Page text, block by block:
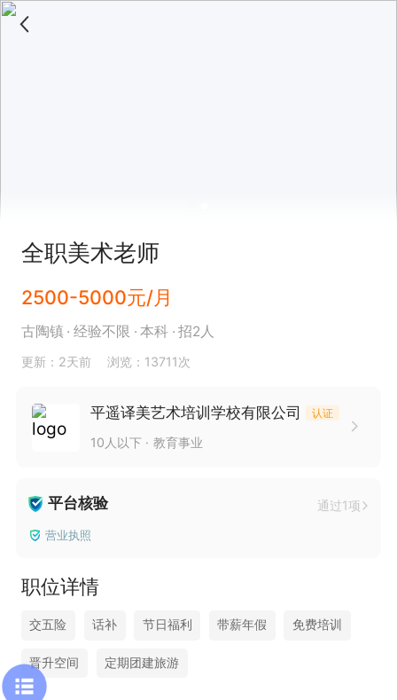
全职美术老师
2500-5000元/月
古陶镇 经验不限 本科 招2人
更新：2天前 浏览：13711次
平遥译美艺术培训学校有限公司 认证
10人以下 教育事业
平台核验 通过1项
营业执照
职位详情
交五险 话补 节日福利 带薪年假 免费培训
晋升空间 定期团建旅游